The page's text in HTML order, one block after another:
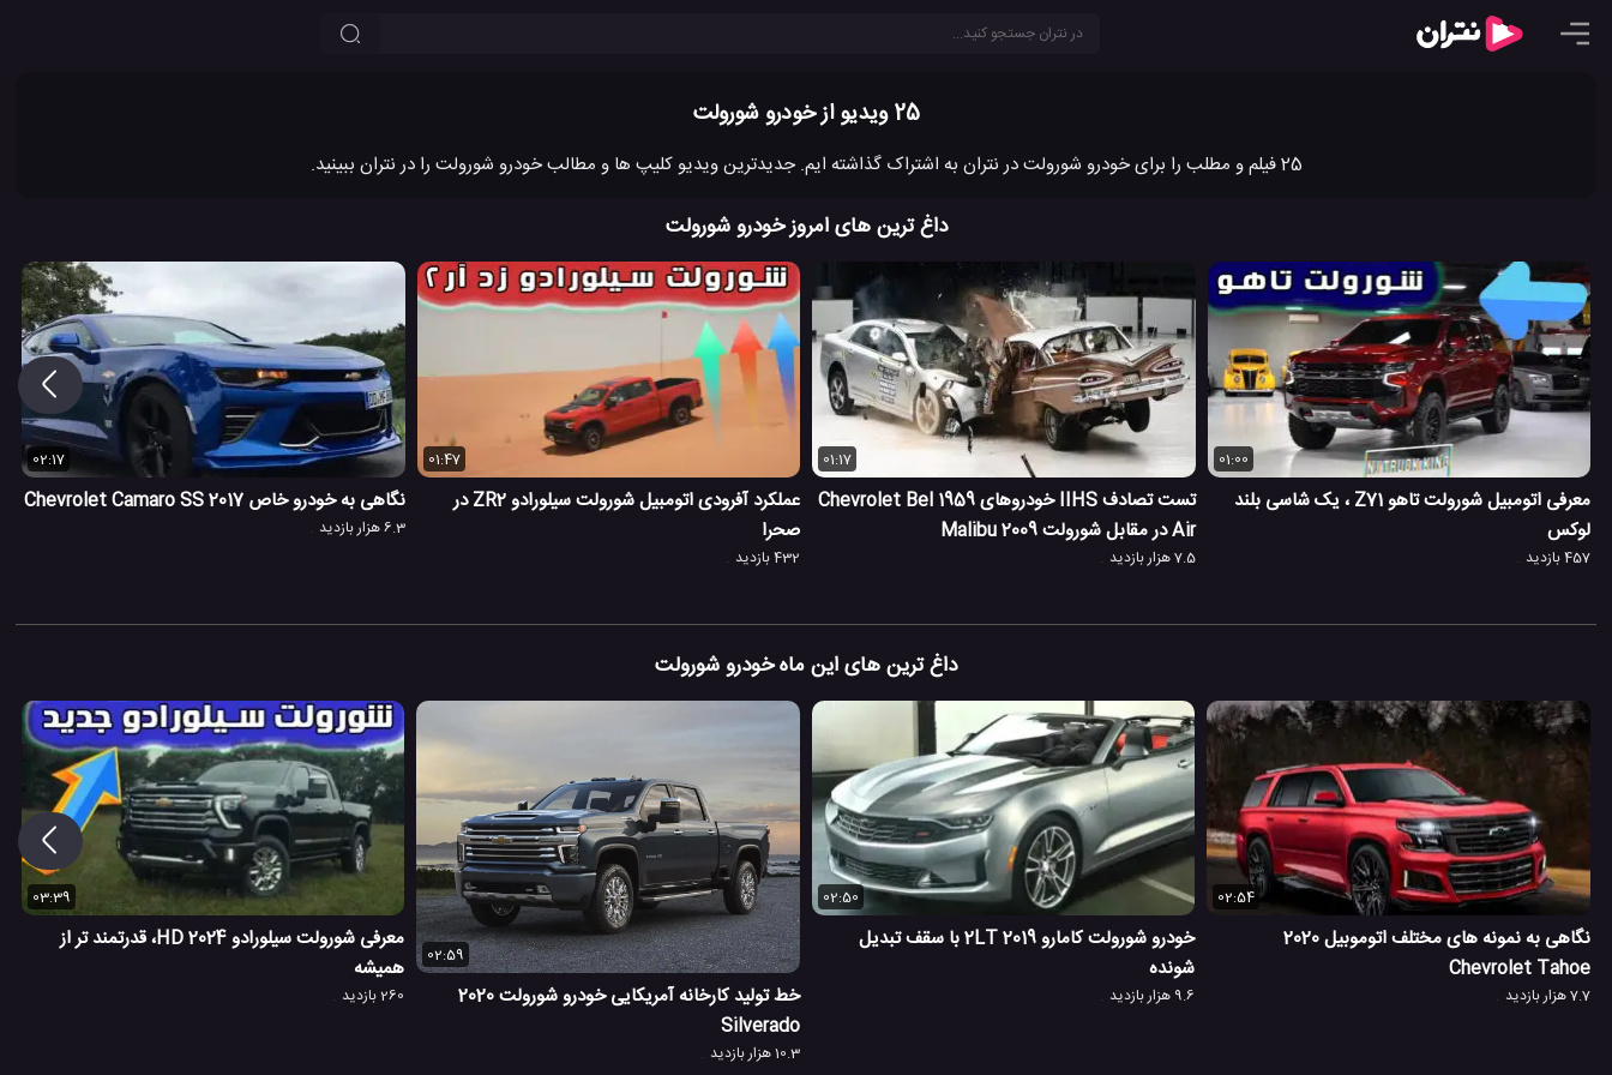
25 ویدیو از خودرو شورولت
25 فیلم و مطلب را برای خودرو شورولت در نتران به اشتراک گذاشته ایم. جدیدترین ویدیو کلیپ ها و مطالب خودرو شورولت را در نتران ببینید.
داغ ترین های امروز خودرو شورولت
01:00
معرفی اتومبیل شورولت تاهو Z71 ، یک شاسی بلند
لوکس
457 بازدید
01:17
تست تصادف IIHS خودروهای 1959 Chevrolet Bel
Air در مقابل شورولت Malibu 2009
7.5 هزار بازدید
01:47
عملکرد آفرودی اتومبیل شورولت سیلورادو ZR2 در
صحرا
432 بازدید
02:17
نگاهی به خودرو خاص Chevrolet Camaro SS 2017
6.3 هزار بازدید
داغ ترین های این ماه خودرو شورولت
02:54
نگاهی به نمونه های مختلف اتوموبیل 2020
Chevrolet Tahoe
7.7 هزار بازدید
02:50
خودرو شورولت کامارو 2019 2LT با سقف تبدیل
شونده
9.6 هزار بازدید
02:59
خط تولید کارخانه آمریکایی خودرو شورولت 2020
Silverado
10.3 هزار بازدید
03:39
معرفی شورولت سیلورادو HD 2024، قدرتمند تر از
همیشه
260 بازدید